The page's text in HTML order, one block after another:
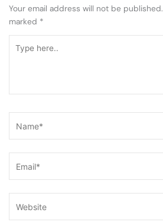
Your email address will not be published.
marked *
here..